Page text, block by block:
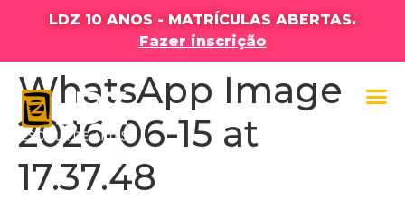
LDZ 10 ANOS - MATRÍCULAS ABERTAS.
Fazer inscrição
WhatsApp Image
2026-06-15 at
17.37.48